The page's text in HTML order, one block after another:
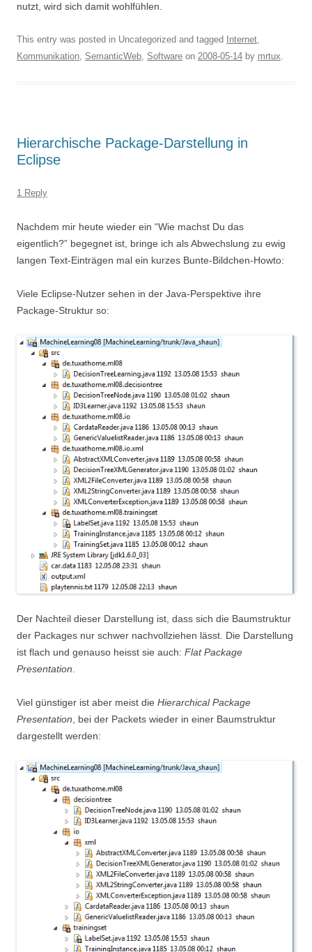
nutzt, wird sich damit wohlfühlen.
This entry was posted in Uncategorized and tagged Internet,
Kommunikation, SemanticWeb, Software on 2008-05-14 by mrtux.
Hierarchische Package-Darstellung in
Eclipse
1 Reply
Nachdem mir heute wieder ein “Wie machst Du das
eigentlich?” begegnet ist, bringe ich als Abwechslung zu ewig
langen Text-Einträgen mal ein kurzes Bunte-Bildchen-Howto:
Viele Eclipse-Nutzer sehen in der Java-Perspektive ihre
Package-Struktur so:
Der Nachteil dieser Darstellung ist, dass sich die Baumstruktur
der Packages nur schwer nachvollziehen lässt. Die Darstellung
ist flach und genauso heisst sie auch: Flat Package
Presentation.
Viel günstiger ist aber meist die Hierarchical Package
Presentation, bei der Packets wieder in einer Baumstruktur
dargestellt werden: